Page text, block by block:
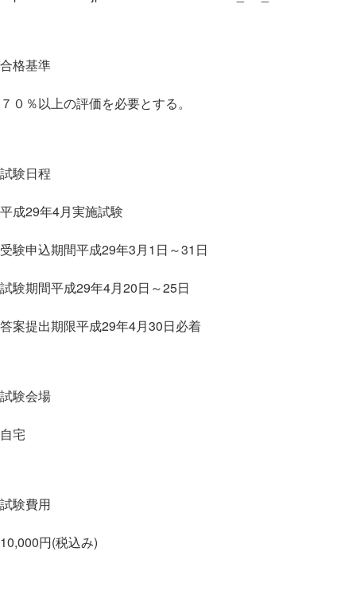
合格基準
７０％以上の評価を必要とする。
試験日程
平成29年4月実施試験
受験申込期間平成29年3月1日～31日
試験期間平成29年4月20日～25日
答案提出期限平成29年4月30日必着
試験会場
自宅
試験費用
10,000円(税込み)